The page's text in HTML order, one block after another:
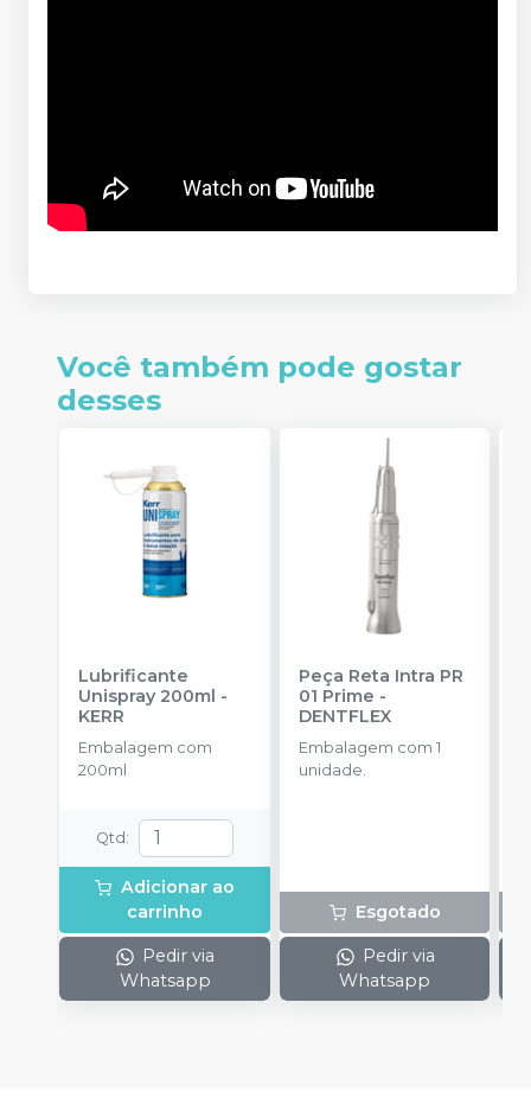
Você também pode gostar
desses
Lubrificante
Unispray 200ml -
KERR
Embalagem com
200ml
Qtd :
Adicionar ao
carrinho
Pedir via
Whatsapp
Peça Reta Intra PR
01 Prime -
DENTFLEX
Embalagem com 1
unidade.
Esgotado
Pedir via
Whatsapp